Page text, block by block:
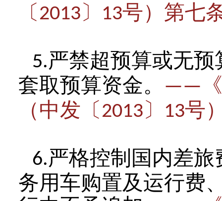
〔 2013 〕 13号）第七
5.严禁超预算或无
套取预算资金。
——
（中发〔 2013 〕 13号
6.严格控制国内差
务用车购置及运行费